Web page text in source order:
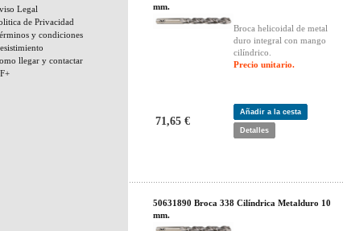
Legal
de Privacidad
y condiciones
llegar y contactar
mm.
Broca helicoidal de metal
duro integral con mango
cilíndrico.
Precio unitario.
71,65 €
Añadir a la cesta
Detalles
50631890 Broca 338 Cilíndrica Metalduro 10
mm.